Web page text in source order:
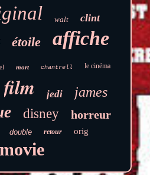
walt clint
étoile affiche
mort chantrell le cinéma
film jedi james
disney horreur
double retour orig
movie